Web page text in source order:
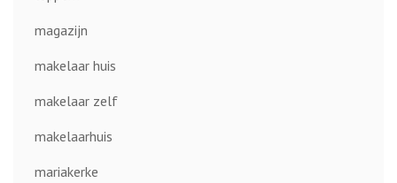
magazijn
makelaar huis
makelaar zelf
makelaarhuis
mariakerke